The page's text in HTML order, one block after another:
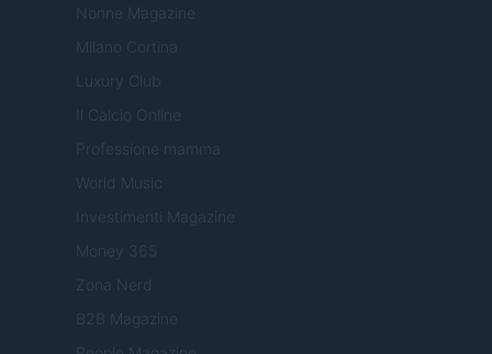
Nonne Magazine
Milano Cortina
Luxury Club
Il Calcio Online
Professione mamma
World Music
Investimenti Magazine
Money 365
Zona Nerd
B2B Magazine